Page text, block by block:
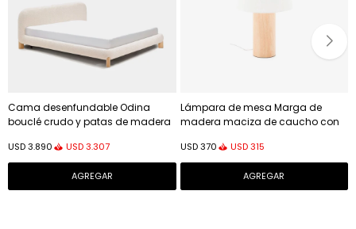
Cama desenfundable Odina
bouclé crudo y patas de madera
tono natural para colchón de 180
x 200 cm.
USD3.890 USD3.307
Lámpara de mesa Marga de
madera maciza de caucho con
natural
USD 370 USD 315